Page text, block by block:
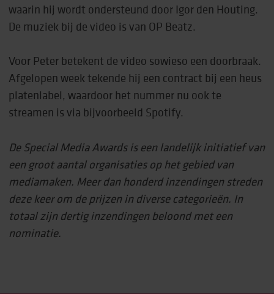
waarin hij wordt ondersteund door Igor den Houting.
De muziek bij de video is van OP Beatz.
Voor Peter betekent de video sowieso een doorbraak.
Afgelopen week tekende hij een contract bij een heus
platenlabel, waardoor het nummer nu ook te
streamen is via bijvoorbeeld Spotify.
De Special Media Awards is een landelijk initiatief van
een groot aantal organisaties op het gebied van
mediamaken. Meer dan honderd inzendingen streden
deze keer om de prijzen in diverse categorieën. In
totaal zijn dertig inzendingen beloond met een
nominatie.